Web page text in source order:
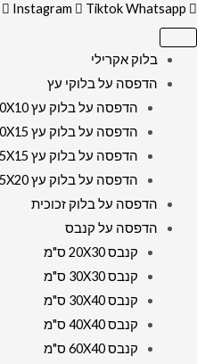
Instagram TiktokWhatsapp
בלוק אקרילי
הדפסה על בלוקי עץ
הדפסה על בלוק עץ 10X10 ס"מ
הדפסה על בלוק עץ 10X15 ס"מ
הדפסה על בלוק עץ 15X15 ס"מ
הדפסה על בלוק עץ 15X20 ס”מ
הדפסה על בלוק זכוכית
הדפסה על קנבס
קנבס 20X30 ס"מ
קנבס 30X30 ס"מ
קנבס 30X40 ס"מ
קנבס 40X40 ס"מ
קנבס 60X40 ס"מ
מסגרת
על
בלוק
אקרילי
שקוף